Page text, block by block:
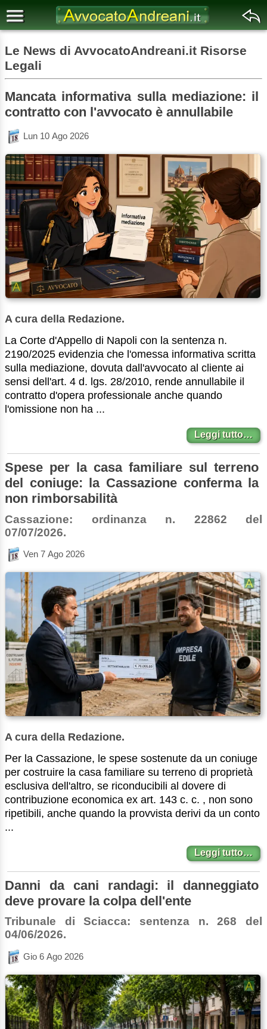
Le News di AvvocatoAndreani.it Risorse
Legali
Mancata informativa sulla mediazione: il
contratto con l'avvocato è annullabile
Lun 10 Ago 2026
A cura della Redazione.
La Corte d'Appello di Napoli con la sentenza n.
2190/2025 evidenzia che l'omessa informativa scritta
sulla mediazione, dovuta dall'avvocato al cliente ai
sensi dell'art. 4 d. lgs. 28/2010, rende annullabile il
contratto d'opera professionale anche quando
l'omissione non ha ...
Leggi tutto…
Spese per la casa familiare sul terreno
del coniuge: la Cassazione conferma la
non rimborsabilità
Cassazione: ordinanza n. 22862 del
07/07/2026.
Ven 7 Ago 2026
A cura della Redazione.
Per la Cassazione, le spese sostenute da un coniuge
per costruire la casa familiare su terreno di proprietà
esclusiva dell'altro, se riconducibili al dovere di
contribuzione economica ex art. 143 c. c. , non sono
ripetibili, anche quando la provvista derivi da un conto
...
Leggi tutto…
Danni da cani randagi: il danneggiato
deve provare la colpa dell'ente
Tribunale di Sciacca: sentenza n. 268 del
04/06/2026.
Gio 6 Ago 2026